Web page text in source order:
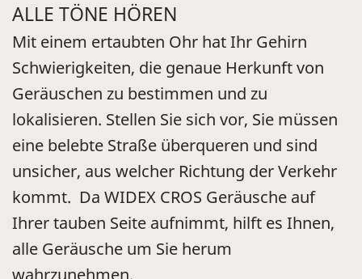
ALLE TÖNE HÖREN
Mit einem ertaubten Ohr hat Ihr Gehirn
Schwierigkeiten, die genaue Herkunft von
Geräuschen zu bestimmen und zu
lokalisieren. Stellen Sie sich vor, Sie müssen
eine belebte Straße überqueren und sind
unsicher, aus welcher Richtung der Verkehr
kommt. Da WIDEX CROS Geräusche auf
Ihrer tauben Seite aufnimmt, hilft es Ihnen,
alle Geräusche um Sie herum